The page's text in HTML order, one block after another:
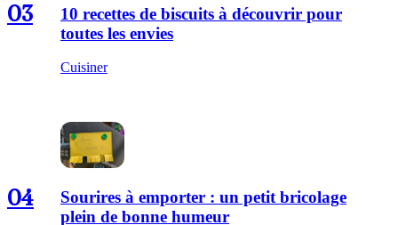
03
10 recettes de biscuits à découvrir pour
toutes les envies
Cuisiner
04
Sourires à emporter : un petit bricolage
plein de bonne humeur